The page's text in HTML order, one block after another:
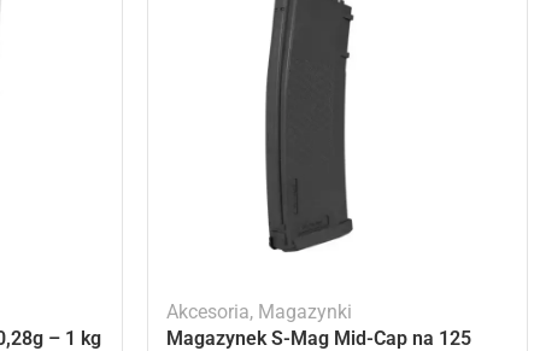
– 1 kg
Akcesoria, Magazynki
Magazynek S-Mag Mid-Cap na 125